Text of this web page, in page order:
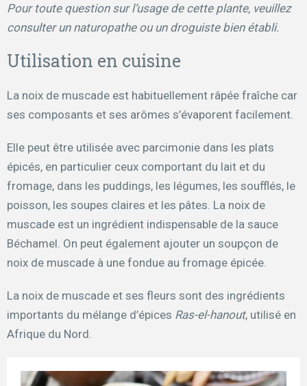
Pour toute question sur l’usage de cette plante, veuillez
consulter un naturopathe ou un droguiste bien établi.
Utilisation en cuisine
La noix de muscade est habituellement râpée fraîche car
ses composants et ses arômes s’évaporent facilement.
Elle peut être utilisée avec parcimonie dans les plats
épicés, en particulier ceux comportant du lait et du
fromage, dans les puddings, les légumes, les soufflés, le
poisson, les soupes claires et les pâtes. La noix de
muscade est un ingrédient indispensable de la sauce
Béchamel. On peut également ajouter un soupçon de
noix de muscade à une fondue au fromage épicée.
La noix de muscade et ses fleurs sont des ingrédients
importants du mélange d’épices Ras-el-hanout, utilisé en
Afrique du Nord.